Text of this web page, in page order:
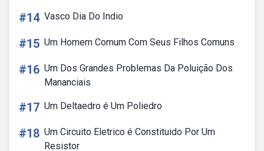
#14 Vasco Dia Do Indio
#15 Um Homem Comum Com Seus Filhos Comuns
#16 Um Dos Grandes Problemas Da Poluição Dos
Mananciais
#17 Um Deltaedro é Um Poliedro
#18 Um Circuito Eletrico é Constituido Por Um
Resistor